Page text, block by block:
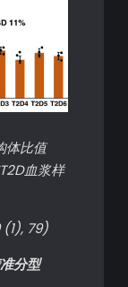
体比值
血浆样
79)
分型